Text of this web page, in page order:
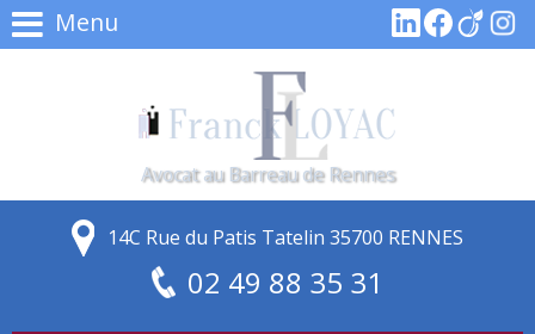
Menu
Avocat au Barreau de Rennes
14C Rue du Patis Tatelin 35700 RENNES
02 49 88 35 31